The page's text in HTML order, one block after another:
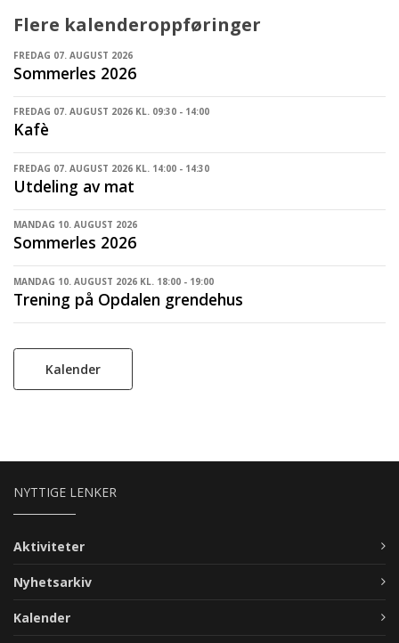
Flere kalenderoppføringer
FREDAG 07. AUGUST 2026
Sommerles 2026
FREDAG 07. AUGUST 2026 KL. 09:30 - 14:00
Kafè
FREDAG 07. AUGUST 2026 KL. 14:00 - 14:30
Utdeling av mat
MANDAG 10. AUGUST 2026
Sommerles 2026
MANDAG 10. AUGUST 2026 KL. 18:00 - 19:00
Trening på Opdalen grendehus
Kalender
NYTTIGE LENKER
Aktiviteter
Nyhetsarkiv
Kalender